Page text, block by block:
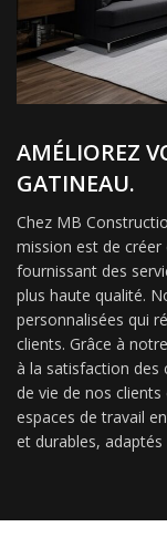
AMÉLIOREZ
GATINEAU.
Chez MB
mission est de créer
fournissant des
plus haute qualité.
personnalisées qui
clients. Grâce à
à la satisfaction des
de vie de nos
espaces de travail
et durables,